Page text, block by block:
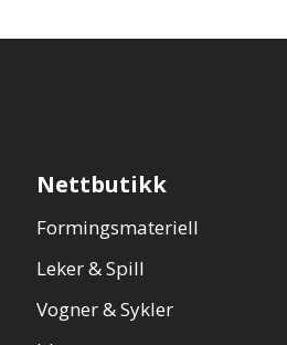
Nettbutikk
Formingsmateriell
Leker & Spill
Vogner & Sykler